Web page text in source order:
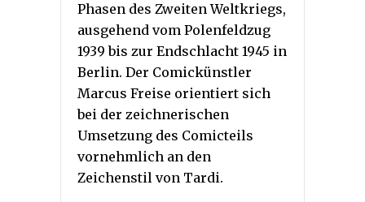
Phasen des Zweiten Weltkriegs,
ausgehend vom Polenfeldzug
1939 bis zur Endschlacht 1945 in
Berlin. Der Comickünstler
Marcus Freise orientiert sich
bei der zeichnerischen
Umsetzung des Comicteils
vornehmlich an den
Zeichenstil von Tardi.